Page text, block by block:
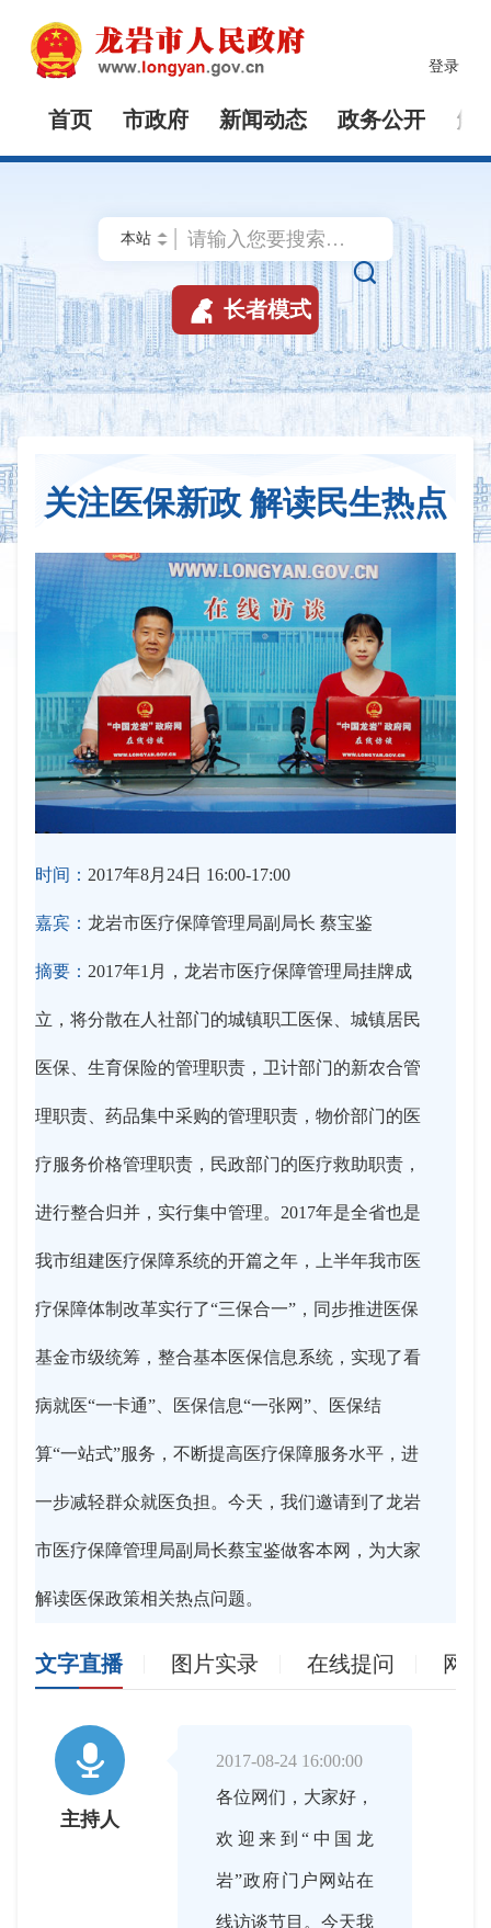
登录
首页 市政府 新闻动态 政务公开 解

 长者模式
关注医保新政 解读民生热点
时间： 2017年8月24日 16:00-17:00
嘉宾： 龙岩市医疗保障管理局副局长 蔡宝鉴
摘要： 2017年1月，龙岩市医疗保障管理局挂牌成
立，将分散在人社部门的城镇职工医保、城镇居民
医保、生育保险的管理职责，卫计部门的新农合管
理职责、药品集中采购的管理职责，物价部门的医
疗服务价格管理职责，民政部门的医疗救助职责，
进行整合归并，实行集中管理。2017年是全省也是
我市组建医疗保障系统的开篇之年，上半年我市医
疗保障体制改革实行了“三保合一”，同步推进医保
基金市级统筹，整合基本医保信息系统，实现了看
病就医“一卡通”、医保信息“一张网”、医保结
算“一站式”服务，不断提高医疗保障服务水平，进
一步减轻群众就医负担。今天，我们邀请到了龙岩
市医疗保障管理局副局长蔡宝鉴做客本网，为大家
解读医保政策相关热点问题。
文字直播 图片实录 在线提问 网

主持人
2017-08-24 16:00:00
各位网们，大家好，
欢迎来到“中国龙
岩”政府门户网站在
线访谈节目。今天我